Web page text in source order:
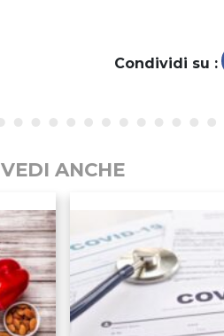
Condividi su :
VEDI ANCHE